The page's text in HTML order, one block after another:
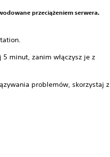
przeciążeniem serwera.
minut, zanim włączysz je z
problemów, skorzystaj z